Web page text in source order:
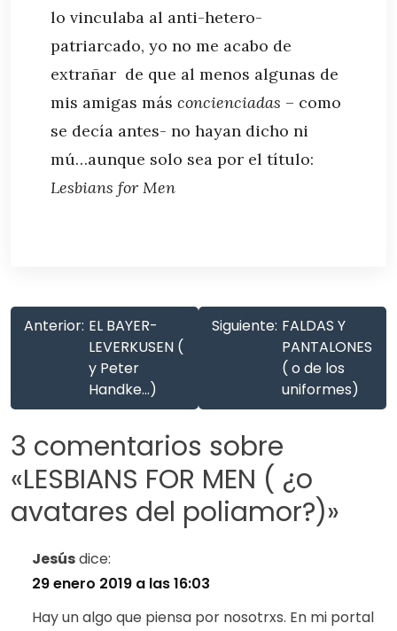
lo vinculaba al anti-hetero-
patriarcado, yo no me acabo de
extrañar de que al menos algunas de
mis amigas más concienciadas – como
se decía antes- no hayan dicho ni
mú…aunque solo sea por el título:
Lesbians for Men
Anterior: EL BAYER-
LEVERKUSEN (
y Peter
Handke…)
Siguiente: FALDAS Y
PANTALONES
( o de los
uniformes)
3 comentarios sobre
«LESBIANS FOR MEN ( ¿o
avatares del poliamor?)»
Jesúsdice:
29 enero 2019 a las 16:03
Hay un algo que piensa por nosotrxs. En mi portal